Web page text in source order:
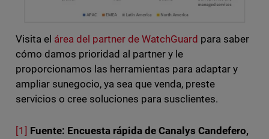
Visita el área del partner de WatchGuard para saber
cómo damos prioridad al partner y le
proporcionamos las herramientas para adaptar y
ampliar sunegocio, ya sea que venda, preste
servicios o cree soluciones para susclientes.
[1] Fuente: Encuesta rápida de Canalys Candefero,